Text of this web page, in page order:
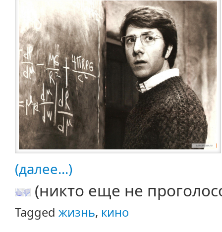
(далее...)
(никто еще не
Tagged жизнь, кино